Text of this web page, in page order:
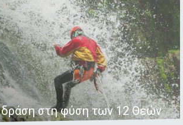
στη φύση των 12 Θεών